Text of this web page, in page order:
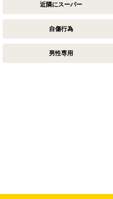
近隣にスーパー
自傷行為
男性専用